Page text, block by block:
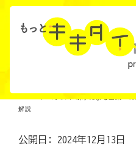
解説
公開日: 2024年12月13日